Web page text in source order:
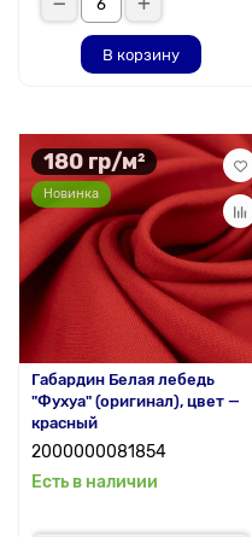
В корзину
180 гр/м²
Новинка
Габардин Белая лебедь
"Фухуа" (оригинал), цвет —
красный
2000000081854
Есть в наличии